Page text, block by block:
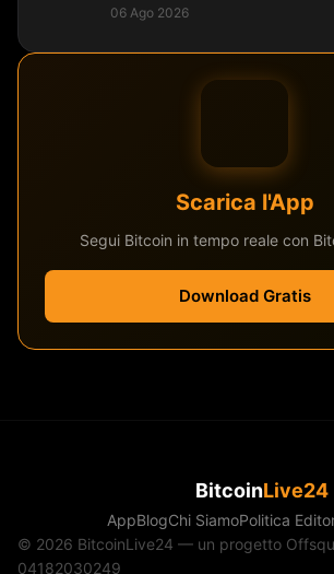
06 Ago 2026
Scarica l'App
Segui Bitcoin in tempo reale con
Download Gratis
BitcoinLive24
AppBlogChi SiamoPolitica
© 2026 BitcoinLive24 — un progetto
04182030249